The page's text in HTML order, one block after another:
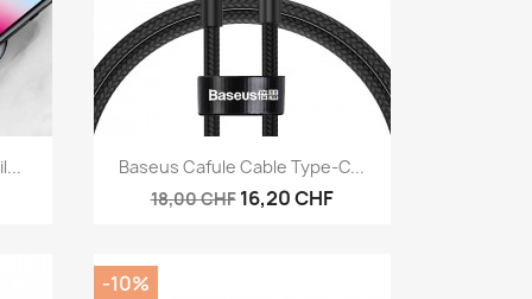
Aperçu rapide
Baseus Cafule Cable Type-C...
18,00 CHF 16,20 CHF
-10%